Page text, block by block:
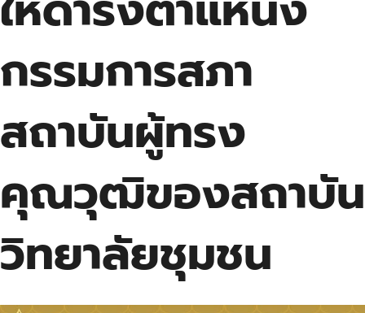
กรรมการสภา
สถาบันผู้ทรง
คุณวุฒิของสถาบัน
วิทยาลัยชุมชน